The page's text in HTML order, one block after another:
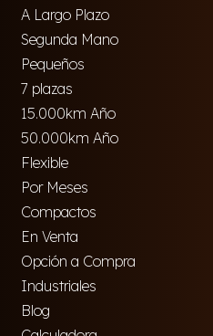
A Largo Plazo
Segunda Mano
Pequeños
7 plazas
15.000km Año
50.000km Año
Flexible
Por Meses
Compactos
En Venta
Opción a Compra
Industriales
Blog